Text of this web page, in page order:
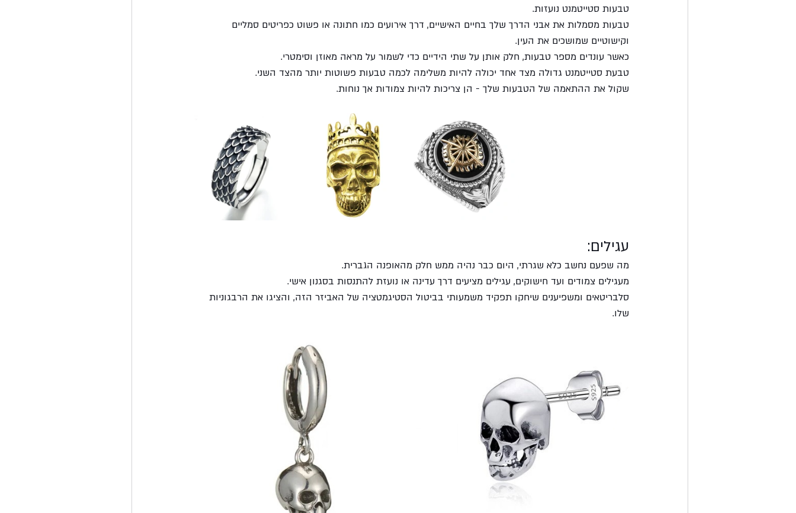
טבעות סטייטמנט נועזות.
טבעות מסמלות את אבני הדרך שלך בחיים האישיים, דרך אירועים כמו חתונה או פשוט כפריטים סמליים
וקישוטיים שמושכים את העין.
כאשר עונדים מספר טבעות, חלק אותן על שתי הידיים כדי לשמור על מראה מאוזן וסימטרי.
טבעת סטייטמנט גדולה מצד אחד יכולה להיות משלימה לכמה טבעות פשוטות יותר מהצד השני.
שקול את ההתאמה של הטבעות שלך - הן צריכות להיות צמודות אך נוחות.
עגילים:
מה שפעם נחשב כלא שגרתי, היום כבר נהיה ממש חלק מהאופנה הגברית.
מעגילים צמודים ועד חישוקים, עגילים מציעים דרך עדינה או נועזת להתנסות בסגנון אישי.
סלבריטאים ומשפיענים שיחקו תפקיד משמעותי בביטול הסטיגמטציה של האביזר הזה, והציגו את הרבגוניות
שלו.